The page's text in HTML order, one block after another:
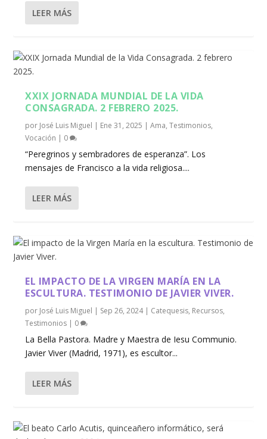
LEER MÁS
XXIX JORNADA MUNDIAL DE LA VIDA
CONSAGRADA. 2 FEBRERO 2025.
por José Luis Miguel | Ene 31, 2025 |Ama,Testimonios,
Vocación | 0
“Peregrinos y sembradores de esperanza”. Los
mensajes de Francisco a la vida religiosa....
LEER MÁS
EL IMPACTO DE LA VIRGEN MARÍA EN LA
ESCULTURA. TESTIMONIO DE JAVIER VIVER.
por José Luis Miguel | Sep 26, 2024| Catequesis, Recursos,
Testimonios | 0
La Bella Pastora. Madre y Maestra de Iesu Communio.
Javier Viver (Madrid, 1971), es escultor...
LEER MÁS